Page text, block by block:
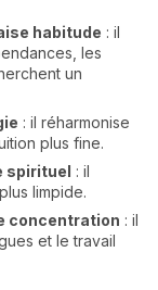
habitude : il
les
un
: il réharmonise
plus fine.
spirituel : il
limpide.
concentration : il
et le travail